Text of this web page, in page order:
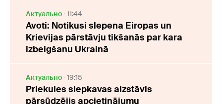
Актуально 11:44
Avoti: Notikusi slepena Eiropas un
Krievijas pārstāvju tikšanās par kara
izbeigšanu Ukrainā
Актуально 19:15
Priekules slepkavas aizstāvis
pārsūdzējis apcietinājumu